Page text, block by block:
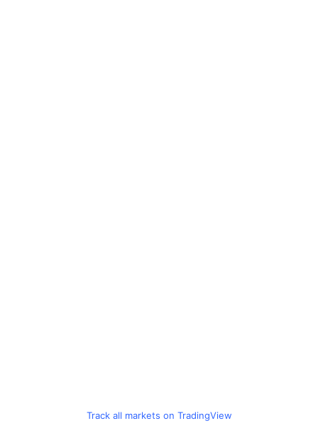
Track all markets on TradingView